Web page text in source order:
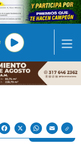
FacebookX WhatsAppEmail